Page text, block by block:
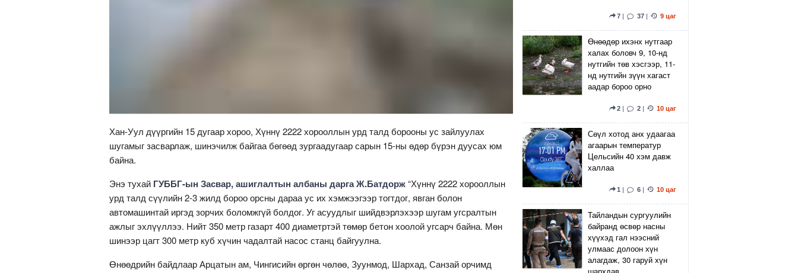
Хан-Уул дүүргийн 15 дугаар хороо, Хүннү 2222 хорооллын урд талд борооны ус зайлуулах
шугамыг засварлаж, шинэчилж байгаа бөгөөд зургаадугаар сарын 15-ны өдөр бүрэн дуусах юм
байна.
Энэ тухай ГУББГ-ын Засвар, ашиглалтын албаны дарга Ж.Батдорж“Хүннү 2222 хорооллын
урд талд сүүлийн 2-3 жилд бороо орсны дараа ус их хэмжээгээр тогтдог, явган болон
автомашинтай иргэд зорчих боломжгүй болдог. Уг асуудлыг шийдвэрлэхээр шугам угсралтын
ажлыг эхлүүллээ. Нийт 350 метр газарт 400 диаметртэй төмөр бетон хоолой угсарч байна. Мөн
шинээр цагт 300 метр куб хүчин чадалтай насос станц байгуулна.
Өнөөдрийн байдлаар Арцатын ам, Чингисийн өргөн чөлөө, Зуунмод, Шархад, Санзай орчимд
7 | 37 | 9 цаг
Өнөөдөр ихэнх нутгаар
халах боловч 9, 10-нд
нутгийн төв хэсгээр, 11-
нд нутгийн зүүн хагаст
аадар бороо орно
2 | 2 | 10 цаг
Сөүл хотод анх удаагаа
агаарын температур
Цельсийн 40 хэм давж
халлаа
1 | 6 | 10 цаг
Тайландын сургуулийн
байранд өсвөр насны
хүүхэд гал нээсний
улмаас долоон хүн
алагдаж, 30 гаруй хүн